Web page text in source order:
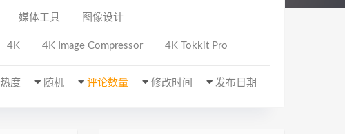
媒体工具 图像设计
4K 4K Image Compressor 4K Tokkit Pro
发布日期
修改时间
评论数量
随机
热度